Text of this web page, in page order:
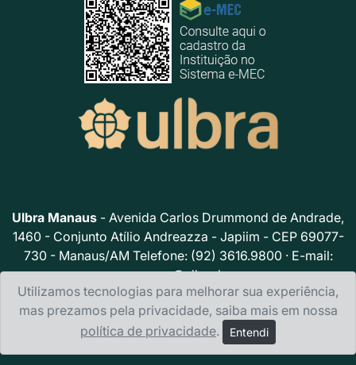
Ulbra Manaus - Avenida Carlos Drummond de Andrade,
1460 - Conjunto Atílio Andreazza - Japiim - CEP 69077-
730 - Manaus/AM Telefone: (92) 3616.9800 · E-mail:
acsmao@ulbra.br
Política de privacidade
Utilizamos tecnologias para melhorar sua experiência,
mas prezamos pela privacidade, saiba mais em nossa
política de privacidade. Entendi